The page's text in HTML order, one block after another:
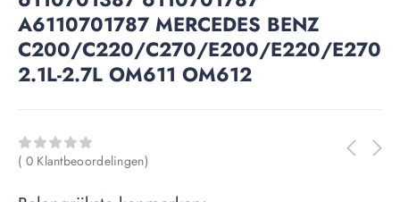
A6110701787 MERCEDES BENZ
C200/C220/C270/E200/E220/E270
2.1L-2.7L OM611 OM612
( 0 Klantbeoordelingen)